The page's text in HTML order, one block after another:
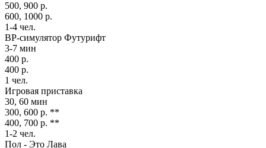
500, 900 р.
600, 1000 р.
1-4 чел.
ВР-симулятор Футурифт
3-7 мин
400 р.
400 р.
1 чел.
Игровая приставка
30, 60 мин
300, 600 р. **
400, 700 р. **
1-2 чел.
Пол - Это Лава